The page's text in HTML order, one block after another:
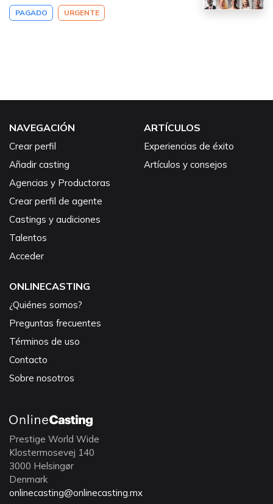
PAGADO URGENTE
NAVEGACIÓN
Crear perfil
Añadir casting
Agencias y Productoras
Crear perfil de agente
Castings y audiciones
Talentos
Acceder
ARTÍCULOS
Experiencias de éxito
Artículos y consejos
ONLINECASTING
¿Quiénes somos?
Preguntas frecuentes
Términos de uso
Contacto
Sobre nosotros
Prestige World Wide
Klostermosevej 140
3000 Helsingør
Denmark
onlinecasting@onlinecasting.mx